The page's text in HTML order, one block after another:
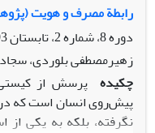
رابطة مصرف و هویت
دوره 8، شماره 2، تابستان 1393، صفحه
زهیرمصطفی بلوردی،
چکیده پرسش از
پیش‌روی انسان است که
نگرفته، بلکه به یکی